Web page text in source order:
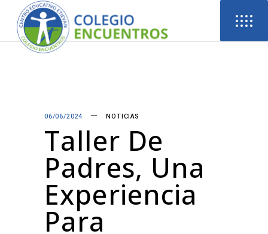
06/06/2024 NOTICIAS
Taller De
Padres, Una
Experiencia
Para